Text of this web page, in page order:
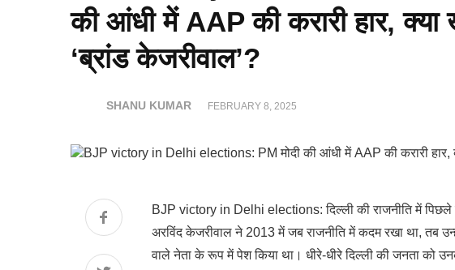
की आंधी में AAP की करारी हार, क्या
‘ब्रांड केजरीवाल’?
SHANU KUMAR FEBRUARY 8, 2025
BJP victory in Delhi elections: दिल्ली की राजनीति में
अरविंद केजरीवाल ने 2013 में जब राजनीति में कदम रखा था, तब
वाले नेता के रूप में पेश किया था। धीरे-धीरे दिल्ली की जनता